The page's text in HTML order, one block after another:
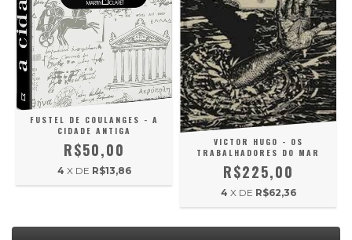
FUSTEL DE COULANGES - A
CIDADE ANTIGA
R$50,00
4 X DE R$13,86
VICTOR HUGO - OS
TRABALHADORES DO MAR
R$225,00
4 X DE R$62,36